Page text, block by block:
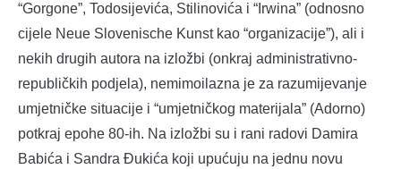
“Gorgone”, Todosijevića, Stilinovića i “Irwina” (odnosno
cijele Neue Slovenische Kunst kao “organizacije”), ali i
nekih drugih autora na izložbi (onkraj administrativno-
republičkih podjela), nemimoilazna je za razumijevanje
umjetničke situacije i “umjetničkog materijala” (Adorno)
potkraj epohe 80-ih. Na izložbi su i rani radovi Damira
Babića i Sandra Đukića koji upućuju na jednu novu